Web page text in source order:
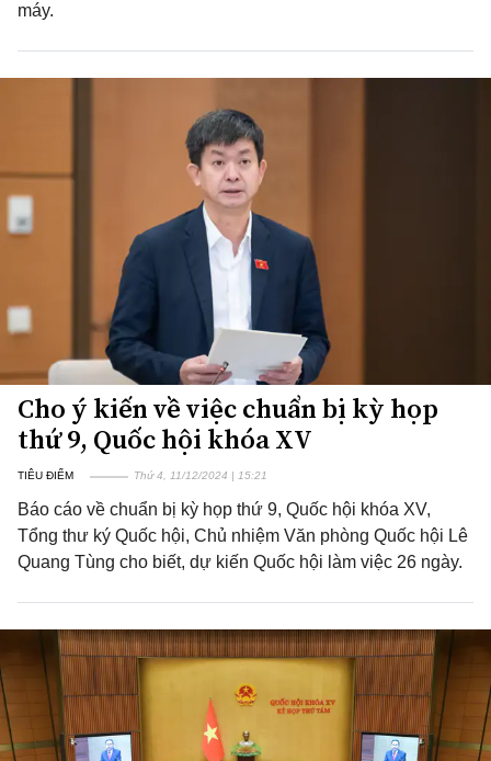
máy.
Cho ý kiến về việc chuẩn bị kỳ họp
thứ 9, Quốc hội khóa XV
TIÊU ĐIỂM Thứ 4, 11/12/2024 | 15:21
Báo cáo về chuẩn bị kỳ họp thứ 9, Quốc hội khóa XV,
Tổng thư ký Quốc hội, Chủ nhiệm Văn phòng Quốc hội Lê
Quang Tùng cho biết, dự kiến Quốc hội làm việc 26 ngày.